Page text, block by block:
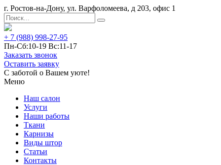
г. Ростов-на-Дону, ул. Варфоломеева, д 203, офис 1
+ 7 (988) 998-27-95
Пн-Сб:10-19 Вс:11-17
Заказать звонок
Оставить заявку
С заботой о Вашем уюте!
Меню
Наш салон
Услуги
Наши работы
Ткани
Карнизы
Виды штор
Статьи
Контакты